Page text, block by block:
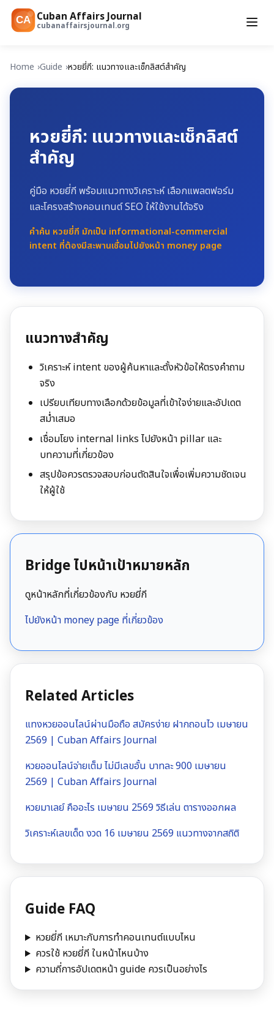
CA Cuban Affairs Journal
cubanaffairsjournal.org
Home Guide หวยยี่กี: แนวทางและเช็กลิสต์สำคัญ
หวยยี่กี: แนวทางและเช็กลิสต์
สำคัญ
คู่มือ หวยยี่กี พร้อมแนวทางวิเคราะห์ เลือกแพลตฟอร์ม
และโครงสร้างคอนเทนต์ SEO ให้ใช้งานได้จริง
คำค้น หวยยี่กี มักเป็น informational-commercial
intent ที่ต้องมีสะพานเชื่อมไปยังหน้า money page
แนวทางสำคัญ
วิเคราะห์ intent ของผู้ค้นหาและตั้งหัวข้อให้ตรงคำถาม
จริง
เปรียบเทียบทางเลือกด้วยข้อมูลที่เข้าใจง่ายและอัปเดต
สม่ำเสมอ
เชื่อมโยง internal links ไปยังหน้า pillar และ
บทความที่เกี่ยวข้อง
สรุปข้อควรตรวจสอบก่อนตัดสินใจเพื่อเพิ่มความชัดเจน
ให้ผู้ใช้
Bridge ไปหน้าเป้าหมายหลัก
ดูหน้าหลักที่เกี่ยวข้องกับ หวยยี่กี
ไปยังหน้า money page ที่เกี่ยวข้อง
Related Articles
แทงหวยออนไลน์ผ่านมือถือ สมัครง่าย ฝากถอนไว เมษายน
2569 | Cuban Affairs Journal
หวยออนไลน์จ่ายเต็ม ไม่มีเลขอั้น บาทละ 900 เมษายน
2569 | Cuban Affairs Journal
หวยมาเลย์ คืออะไร เมษายน 2569 วิธีเล่น ตารางออกผล
วิเคราะห์เลขเด็ด งวด 16 เมษายน 2569 แนวทางจากสถิติ
Guide FAQ
หวยยี่กี เหมาะกับการทำคอนเทนต์แบบไหน
ควรใช้ หวยยี่กี ในหน้าไหนบ้าง
ความถี่การอัปเดตหน้า guide ควรเป็นอย่างไร